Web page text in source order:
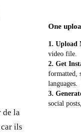
de la
ils
One
Upload
video file.
Get
formatted,
languages.
social